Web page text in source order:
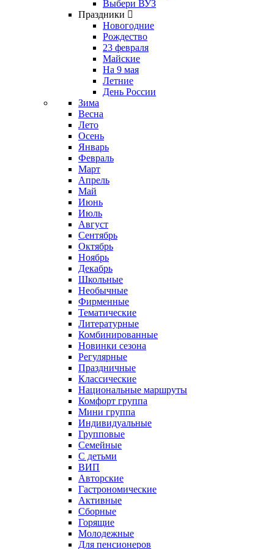
Выбери ВУЗ
Праздники
Новогодние
Рождество
23 февраля
Майские
На 9 мая
Летние
День России
Зима
Весна
Лето
Осень
Январь
Февраль
Март
Апрель
Май
Июнь
Июль
Август
Сентябрь
Октябрь
Ноябрь
Декабрь
Школьные
Необычные
Фирменные
Тематические
Литературные
Комбинированные
Новинки сезона
Регулярные
Праздничные
Классические
Национальные маршруты
Комфорт группа
Мини группа
Индивидуальные
Групповые
Семейные
С детьми
ВИП
Авторские
Гастрономические
Активные
Сборные
Горящие
Молодежные
Для пенсионеров